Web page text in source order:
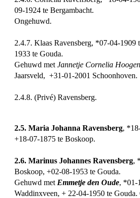
09-1924 te Bergambacht.
Ongehuwd.
2.4.7. Klaas Ravensberg, *07-04-1909
1933 te Gouda.
Gehuwd metJannetje Cornelia
Jaarsveld, +31-01-2001 Schoonhoven.
2.4.8. (Privé) Ravensberg.
2.5. Maria Johanna Ravensberg,
+18-07-1875 te Boskoop.
2.6. Marinus Johannes Ravensberg,
Boskoop, +02-08-1953 te Gouda.
Gehuwd met Emmetje den Oude, *01-
Waddinxveen, + 22-04-1950 te Gouda.